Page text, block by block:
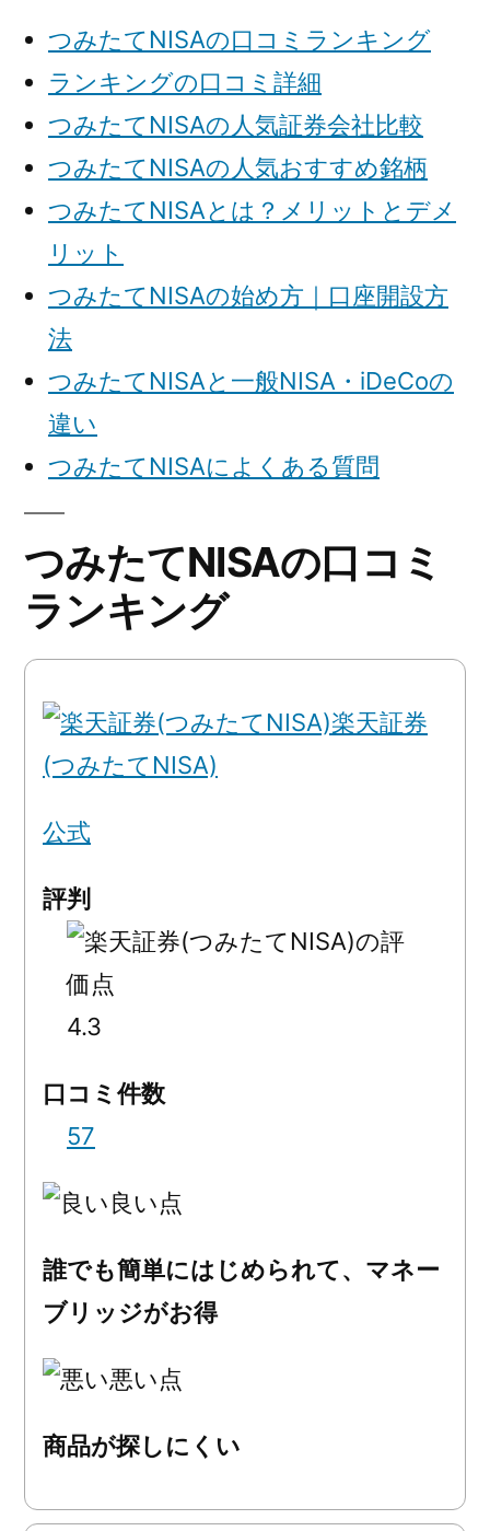
つみたてNISAの口コミランキング
ランキングの口コミ詳細
つみたてNISAの人気証券会社比較
つみたてNISAの人気おすすめ銘柄
つみたてNISAとは？メリットとデメ
リット
つみたてNISAの始め方｜口座開設方
法
つみたてNISAと一般NISA・iDeCoの
違い
つみたてNISAによくある質問
つみたてNISAの口コミ
ランキング
楽天証券
(つみたてNISA)
公式
評判
4.3
口コミ件数
57
良い点
誰でも簡単にはじめられて、マネー
ブリッジがお得
悪い点
商品が探しにくい